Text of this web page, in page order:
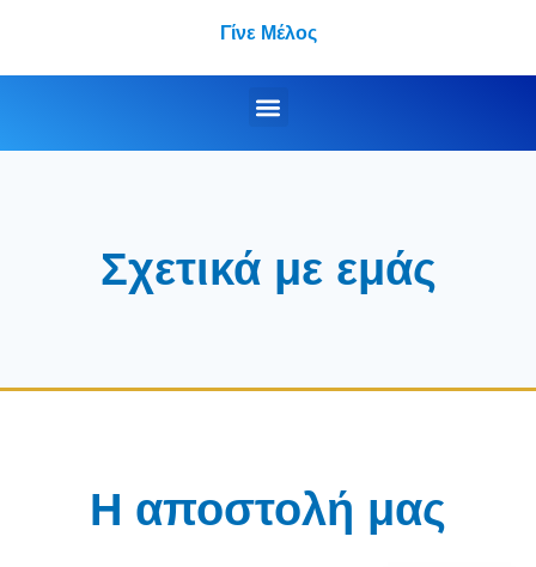
Γίνε Μέλος
Σχετικά με εμάς
Η αποστολή μας